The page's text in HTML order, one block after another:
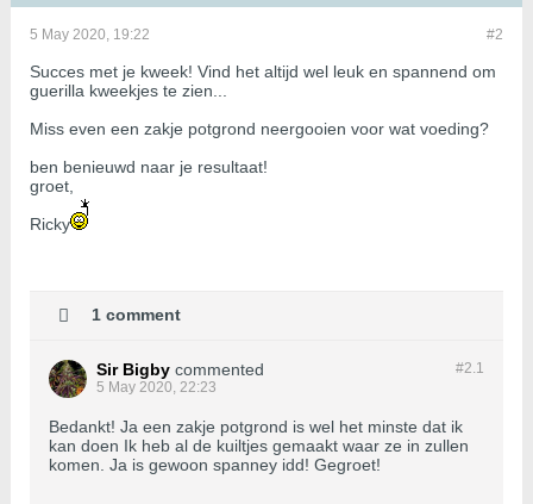
#2
5 May 2020, 19:22
Succes met je kweek! Vind het altijd wel leuk en spannend om
guerilla kweekjes te zien...
Miss even een zakje potgrond neergooien voor wat voeding?
ben benieuwd naar je resultaat!
groet,
Ricky
1 comment
#2.1
Sir Bigby commented
5 May 2020, 22:23
Bedankt! Ja een zakje potgrond is wel het minste dat ik
kan doen Ik heb al de kuiltjes gemaakt waar ze in zullen
komen. Ja is gewoon spanney idd! Gegroet!